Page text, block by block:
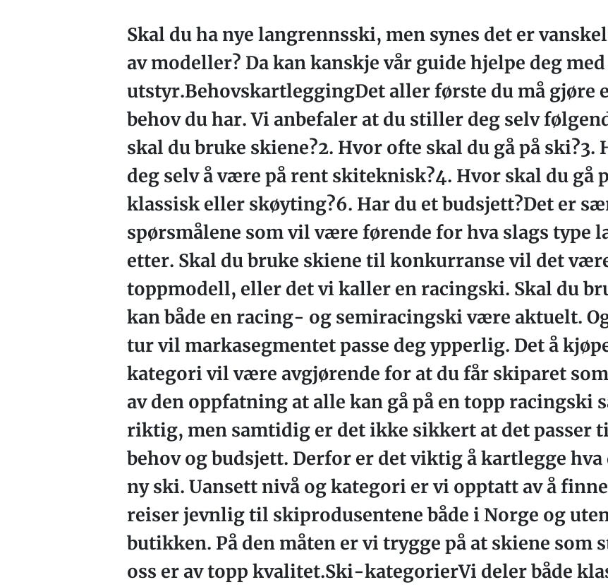
Skal du ha nye langrennsski, men synes det er
av modeller? Da kan kanskje vår guide hjelpe deg
utstyr.BehovskartleggingDet aller første du må gjøre
behov du har. Vi anbefaler at du stiller deg selv
skal du bruke skiene?2. Hvor ofte skal du gå på
deg selv å være på rent skiteknisk?4. Hvor skal du gå
klassisk eller skøyting?6. Har du et budsjett?Det er
spørsmålene som vil være førende for hva slags type
etter. Skal du bruke skiene til konkurranse vil det
toppmodell, eller det vi kaller en racingski. Skal du
kan både en racing- og semiracingski være aktuelt.
tur vil markasegmentet passe deg ypperlig. Det å
kategori vil være avgjørende for at du får skiparet
av den oppfatning at alle kan gå på en topp racingski
riktig, men samtidig er det ikke sikkert at det passer
behov og budsjett. Derfor er det viktig å kartlegge
ny ski. Uansett nivå og kategori er vi opptatt av å
reiser jevnlig til skiprodusentene både i Norge og
butikken. På den måten er vi trygge på at skiene som
oss er av topp kvalitet.Ski-kategorierVi deler både